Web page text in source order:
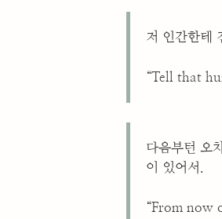
저 인간한테
“Tell that
다음부턴 오
이 있어서.
“From now